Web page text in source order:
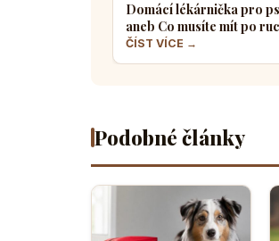
Domácí lékárnička pro
aneb Co musíte mít po
pro případ nouze
ČÍST VÍCE →
Podobné články